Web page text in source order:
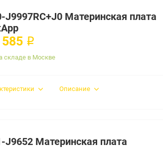
J9997RC+J0 Материнская плата
₽
складе в Москве
Описание
J9652 Материнская плата